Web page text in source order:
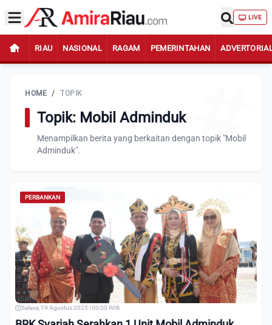
LIVE
RIAU NASIONAL RAGAM PEMERINTAHAN
HOME / TOPIK
Topik: Mobil Adminduk
Menampilkan berita yang berkaitan dengan topik "Mobil
Adminduk".
PERBANKAN
Selasa, 19 Agustus 2025 | 00:00 WIB